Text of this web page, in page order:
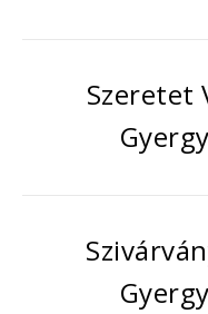
Szeretet